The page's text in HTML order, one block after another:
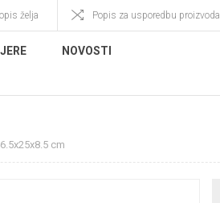
želja Popis za usporedbu proizvoda
NOVOSTI
cm